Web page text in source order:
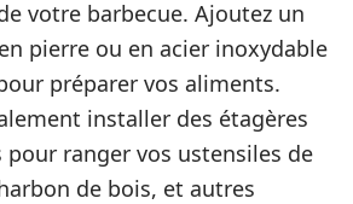
votre barbecue. Ajoutez un
en pierre ou en acier inoxydable
préparer vos aliments.
installer des étagères
pour ranger vos ustensiles de
de bois, et autres